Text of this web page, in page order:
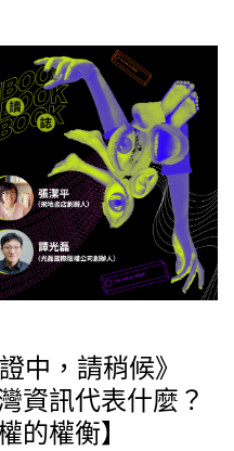
中，請稍候》
資訊代表什麼？
的權衡】